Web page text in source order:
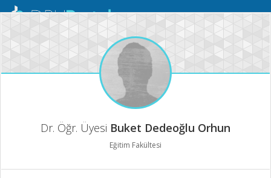
Mobil
Dr. Öğr. Üyesi Buket Dedeoğlu Orhun
Eğitim Fakültesi